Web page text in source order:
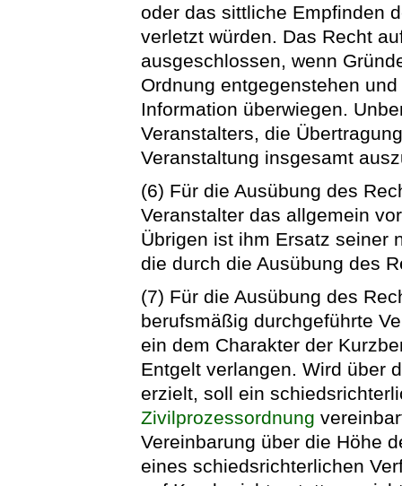
oder das sittliche Empfinden
verletzt würden. Das Recht
ausgeschlossen, wenn
Ordnung entgegenstehen
Information überwiegen.
Veranstalters, die
Veranstaltung insgesamt
(6) Für die Ausübung des
Veranstalter das allgemein
Übrigen ist ihm Ersatz seiner
die durch die Ausübung des
(7) Für die Ausübung des
berufsmäßig durchgeführte
ein dem Charakter der
Entgelt verlangen. Wird über
erzielt, soll ein
Zivilprozessordnung
Vereinbarung über die Höhe
eines schiedsrichterlichen